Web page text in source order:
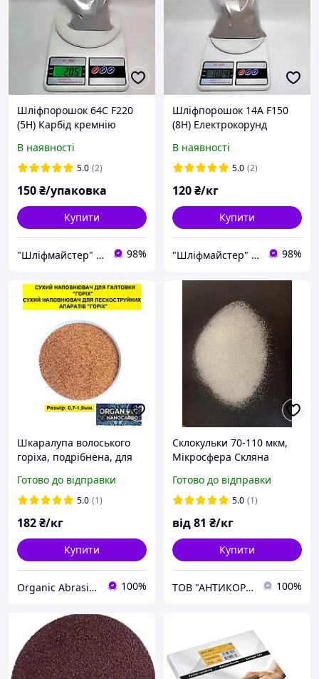
Шліфпорошок 64С F220
(5Н) Карбід кремнію
В наявності
5.0 (2)
150₴/упаковка
Купити
"Шліфмайстер" Інтернет-магазин 98%
Шліфпорошок 14А F150
(8Н) Електрокорунд
В наявності
5.0 (2)
120₴/кг
Купити
"Шліфмайстер" Інтернет-магазин 98%
Шкаралупа волоського
горіха, подрібнена, для
розмір гранули 0.7 - 1,0
мм
Готово до відправки
5.0 (1)
182₴/кг
Купити
Organic Abrasives 100%
Склокульки 70-110 мкм,
Мікросфера Скляна
Скляна Дріб для
Струменевої Обробки
Готово до відправки
5.0 (1)
від81 ₴/кг
Купити
ТОВ "АНТИКОР ЛКМ" 100%